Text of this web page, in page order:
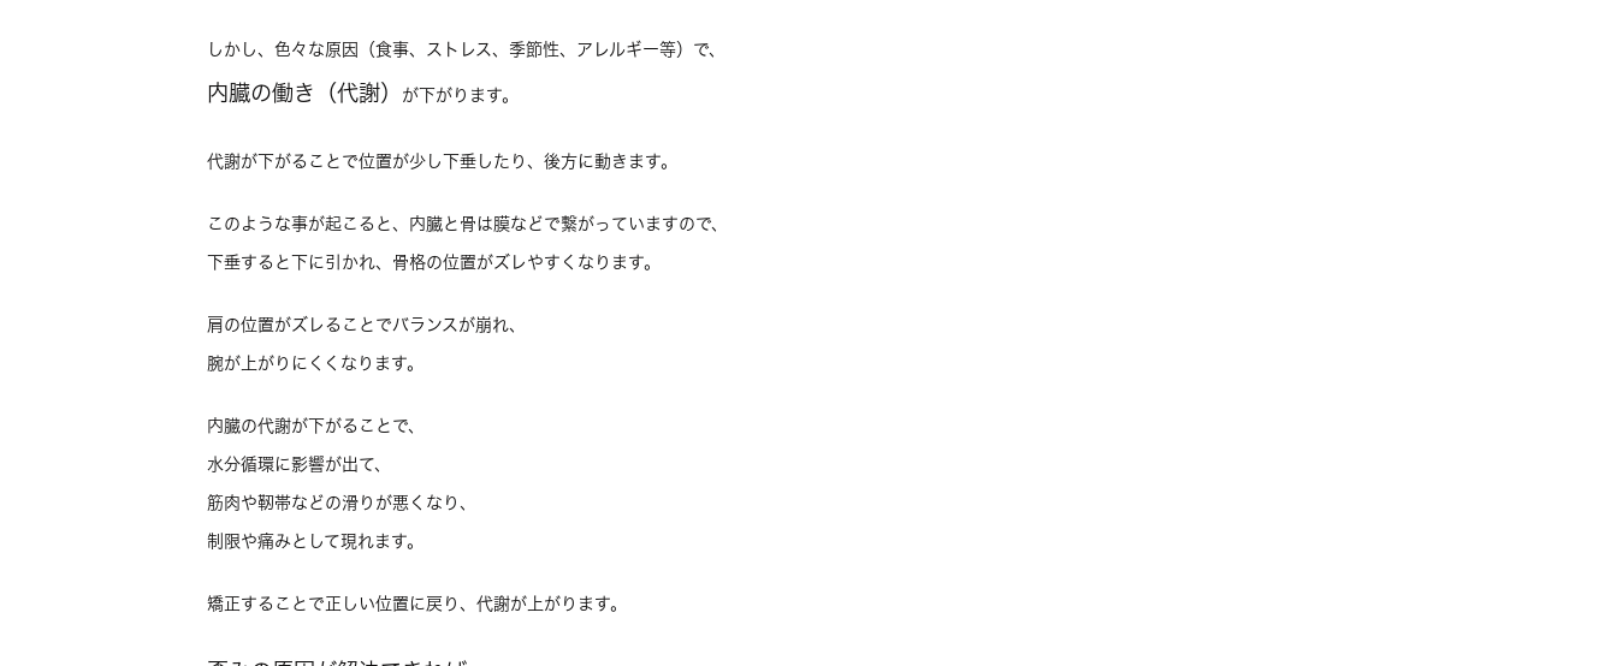
しかし、色々な原因（食事、ストレス、季節性、アレルギー等）で、
内臓の働き（代謝） が下がります。
代謝が下がることで位置が少し下垂したり、後方に動きます。
このような事が起こると、内臓と骨は膜などで繋がっていますので、
下垂すると下に引かれ、骨格の位置がズレやすくなります。
肩の位置がズレることでバランスが崩れ、
腕が上がりにくくなります。
内臓の代謝が下がることで、
水分循環に影響が出て、
筋肉や靭帯などの滑りが悪くなり、
制限や痛みとして現れます。
矯正することで正しい位置に戻り、代謝が上がります。